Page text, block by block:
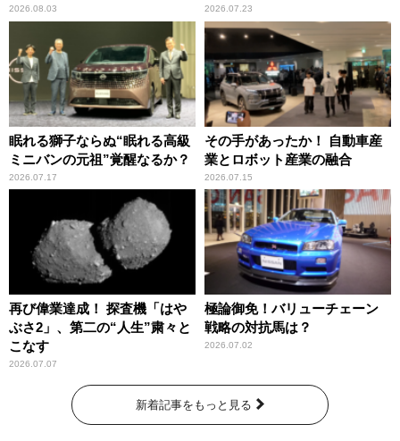
2026.08.03 2026.07.23
眠れる獅子ならぬ“眠れる高級
ミニバンの元祖”覚醒なるか？
2026.07.17
その手があったか！ 自動車産
業とロボット産業の融合
2026.07.15
再び偉業達成！ 探査機「はや
ぶさ2」、第二の“人生”粛々と
こなす
2026.07.07
極論御免！バリューチェーン
戦略の対抗馬は？
2026.07.02
新着記事をもっと見る